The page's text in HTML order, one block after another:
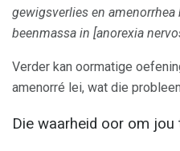
gewigsverlies en amenorrhea
beenmassa in [anorexia
Verder kan oormatige
amenorré lei, wat die
Die waarheid oor om jou